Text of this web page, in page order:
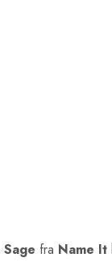
fra Name It